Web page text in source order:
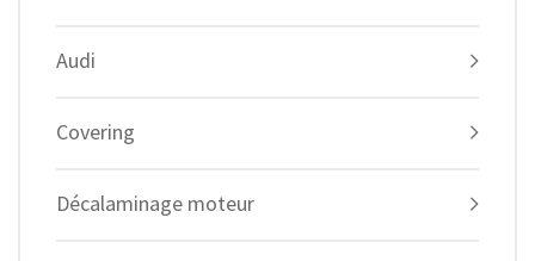
Audi
Covering
Décalaminage moteur